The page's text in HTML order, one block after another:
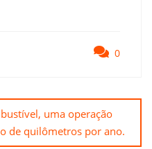
0
uma operação
de quilômetros por ano.